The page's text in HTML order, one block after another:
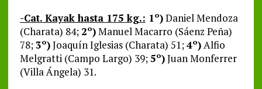
-Cat. Kayak hasta 175 kg.: 1º)Daniel Mendoza
(Charata) 84; 2º)Manuel Macarro (Sáenz Peña)
78;3º)Joaquín Iglesias (Charata) 51;4º)Alfio
Melgratti (Campo Largo) 39;5º)Juan Monferrer
(Villa Ángela) 31.